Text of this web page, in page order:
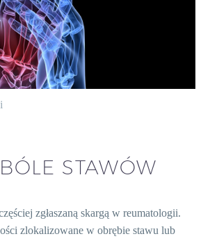
BÓLE STAWÓW
zgłaszaną skargą w reumatologii.
zlokalizowane w obrębie stawu lub